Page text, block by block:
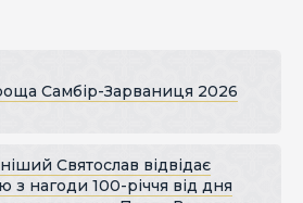
Самбір-Зарваниця 2026
Святослав відвідає
з нагоди 100-річчя від дня